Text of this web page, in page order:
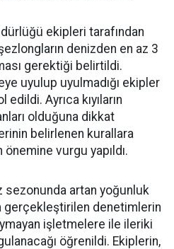
ekipleri tarafından
denizden en az 3
gerektiği belirtildi.
uyulup uyulmadığı ekipler
Ayrıca kıyıların
olduğuna dikkat
belirlenen kurallara
vurgu yapıldı.
sezonunda artan yoğunluk
gerçekleştirilen denetimlerin
işletmelere ile ileriki
öğrenildi. Ekiplerin,